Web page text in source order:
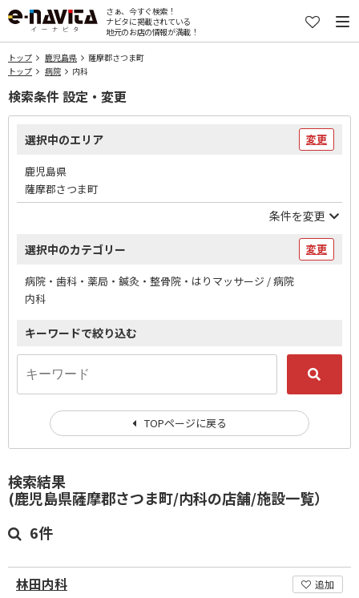
さぁ、今すぐ検索！
ナビタに掲載されている
地元のお店の情報が満載！
トップ 鹿児島県
薩摩郡さつま町
トップ
病院 内科
検索結果
(鹿児島県薩摩郡さつま町/内科の店舗/施設一覧）
6件
林田内科 追加
検索条件 設定・変更
選択中のエリア 変更
鹿児島県
薩摩郡さつま町
条件を変更
選択中のカテゴリー 変更
病院・歯科・薬局・鍼灸・整骨院・はりマッサージ / 病院
内科
キーワードで絞り込む
TOPページに戻る